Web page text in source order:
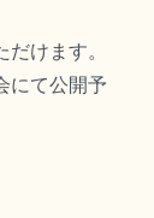
けます。
にて公開予